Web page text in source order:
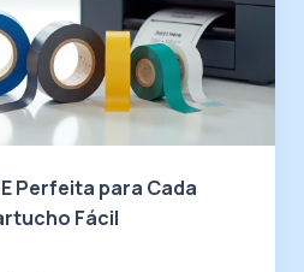
Perfeita para Cada
Fácil